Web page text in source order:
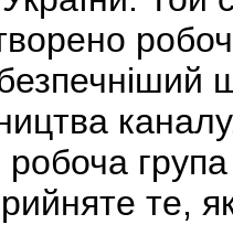
те,